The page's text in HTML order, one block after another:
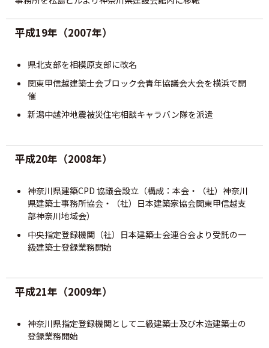
平成19年（2007年）
県北支部を相模原支部に改名
関東甲信越建築士会ブロック会青年協議会大会を横浜で開
催
新潟中越沖地震被災住宅相談キャラバン隊を派遣
平成20年（2008年）
神奈川県建築CPD 協議会設立（構成：本会・（社）神奈川
県建築士事務所協会・（社）日本建築家協会関東甲信越支
部神奈川地域会）
中央指定登録機関（社）日本建築士会連合会より受託の一
級建築士登録業務開始
平成21年（2009年）
神奈川県指定登録機関として二級建築士及び木造建築士の
登録業務開始